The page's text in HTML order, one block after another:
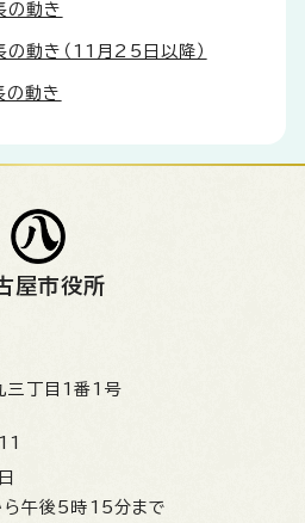
動き
動き（11月25日以降）
動き
屋市役所
三丁目1番1号
午後5時15分まで